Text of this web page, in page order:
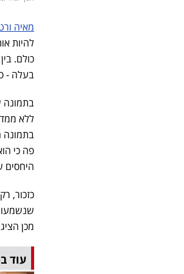
מאיה
להיות
כולם.
בעלה -
בתמונה
ללא
בתמונה
פה כי
היחסים
כזכור,
מכן
עוד